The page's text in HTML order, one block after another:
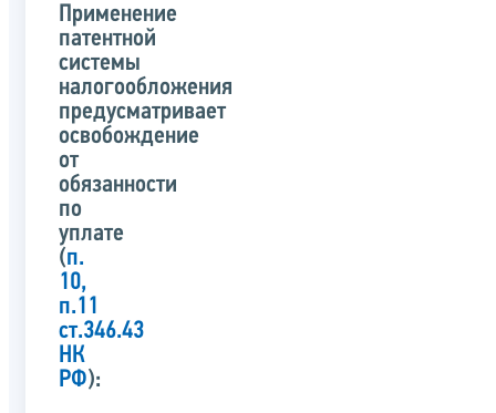
Применение
патентной
системы
налогообложения
предусматривает
освобождение
от
обязанности
по
уплате
(п.
10,
п.11
ст.346.43
НК
РФ):